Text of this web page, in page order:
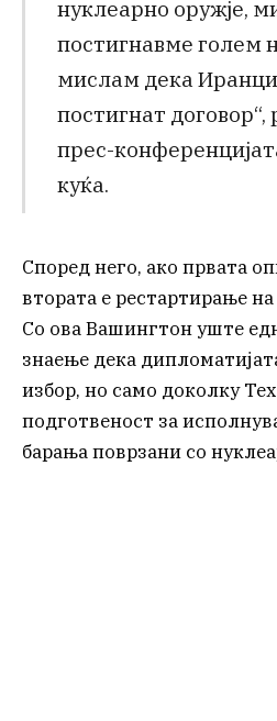
нуклеарно оружје,
постигнавме голем
мислам дека
постигнат договор“,
прес-
куќа.
Според него, ако првата
втората е рестартирање
Со ова Вашингтон уште
знаење дека
избор, но само доколку
подготвеност за
барања поврзани со